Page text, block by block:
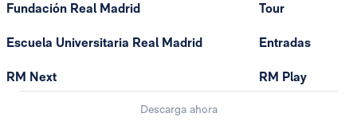
Fundación Real Madrid
Escuela Universitaria Real Madrid
RM Next
Tour
Entradas
RM Play
Descarga ahora